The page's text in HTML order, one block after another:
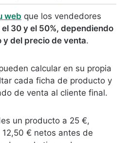
web que los vendedores
30 y el 50%, dependiendo
del precio de venta.
calcular en su propia
cada ficha de producto y
de venta al cliente final.
un producto a 25 €,
€ netos antes de